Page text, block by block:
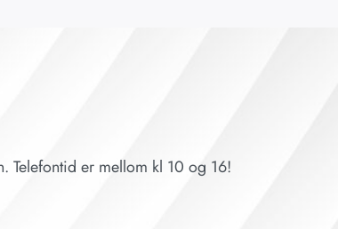
Telefontid er mellom kl 10 og 16!